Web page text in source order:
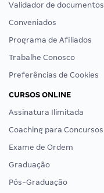
Validador de documentos
Conveniados
Programa de Afiliados
Trabalhe Conosco
Preferências de Cookies
CURSOS ONLINE
Assinatura Ilimitada
Coaching para Concursos
Exame de Ordem
Graduação
Pós-Graduação